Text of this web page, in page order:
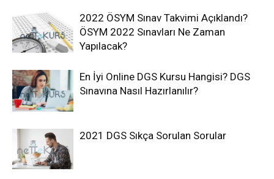
2022 ÖSYM Sınav Takvimi Açıklandı?
ÖSYM 2022 Sınavları Ne Zaman
Yapılacak?
En İyi Online DGS Kursu Hangisi? DGS
Sınavına Nasıl Hazırlanılır?
2021 DGS Sıkça Sorulan Sorular